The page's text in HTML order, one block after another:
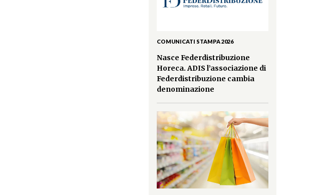
COMUNICATI STAMPA 2026
Nasce Federdistribuzione
Horeca. ADIS l’associazione di
Federdistribuzione cambia
denominazione